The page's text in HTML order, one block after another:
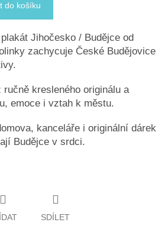
do košíku
Jihočesko / Budějce od
zachycuje České Budějovice
kresleného originálu a
emoce i vztah k městu.
kanceláře i originální dárek
Budějce v srdci.
SDÍLET